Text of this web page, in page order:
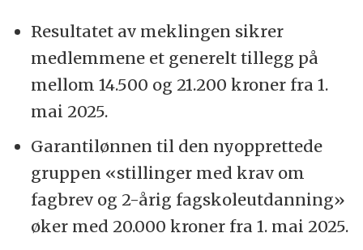
Resultatet av meklingen sikrer
medlemmene et generelt tillegg på
mellom 14.500 og 21.200 kroner fra 1.
mai 2025.
Garantilønnen til den nyopprettede
gruppen «stillinger med krav om
fagbrev og 2-årig fagskoleutdanning»
øker med 20.000 kroner fra 1. mai 2025.